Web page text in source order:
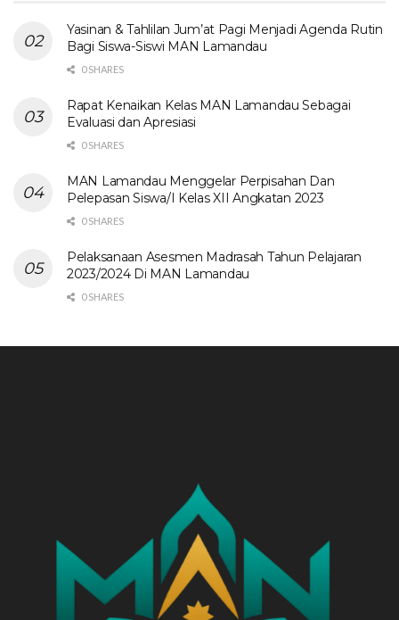
Yasinan & Tahlilan Jum’at Pagi Menjadi Agenda Rutin
Bagi Siswa-Siswi MAN Lamandau
0 SHARES
Rapat Kenaikan Kelas MAN Lamandau Sebagai
Evaluasi dan Apresiasi
0 SHARES
MAN Lamandau Menggelar Perpisahan Dan
Pelepasan Siswa/I Kelas XII Angkatan 2023
0 SHARES
Pelaksanaan Asesmen Madrasah Tahun Pelajaran
2023/2024 Di MAN Lamandau
0 SHARES